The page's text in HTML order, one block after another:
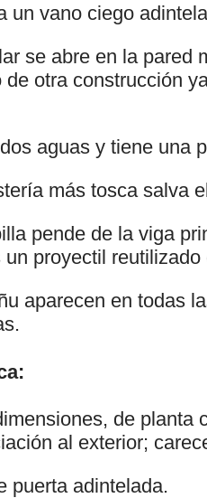
un vano ciego
se abre en la pared
otra construcción
aguas y tiene una
más tosca salva
pende de la viga
proyectil
aparecen en todas
de planta
al exterior;
puerta adintelada.